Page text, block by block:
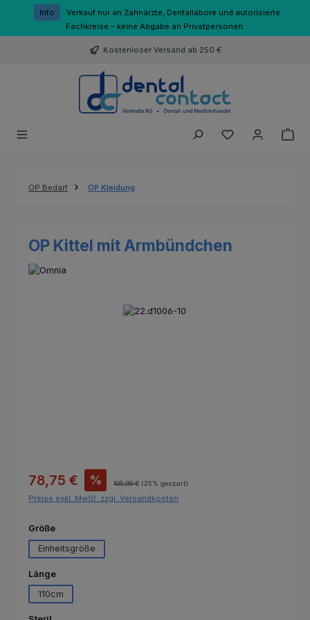
Zum Hauptinhalt springen
Info
Verkauf nur an Zahnärzte, Dentallabore und autorisierte
Fachkreise – keine Abgabe an Privatpersonen.
Kostenloser Versand ab 250 €
Du hast 0
OP Bedarf OP Kleidung
OP Kittel mit Armbündchen
Bildergalerie überspringen
Verkaufspreis:
78,75 € % Regulärer Preis:
105,00 € (25% gespart)
Preise exkl. MwSt. zzgl. Versandkosten
Größeauswählen
Einheitsgröße
Längeauswählen
110cm